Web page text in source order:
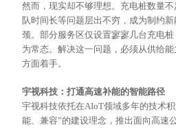
然而，现实却不够理想。充电桩数量
队时间长等问题层出不穷，成为制约
颈。部分服务区仅设置寥寥几台充电
为常态。解决这一问题，必须从供给
方面着手。
宇视科技：打通高速补能的智能路径
宇视科技依托在AIoT领域多年的技术
能、兼容”的建设理念，推出面向高速